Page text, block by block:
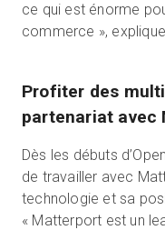
ce qui est énorme
commerce »,
Profiter des
partenariat avec
Dès les débuts
de travailler avec
technologie et sa
« Matterport est un